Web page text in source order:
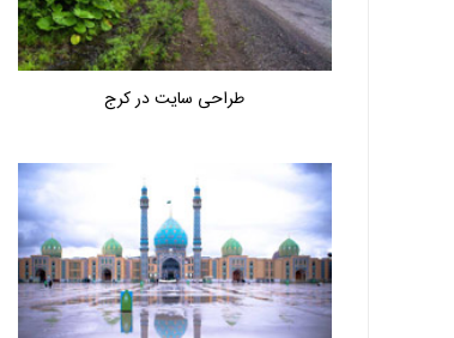
طراحی سایت در کرج